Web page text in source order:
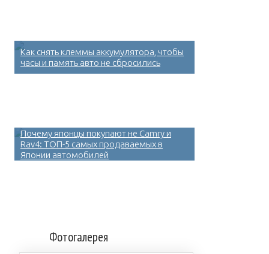
Как снять клеммы аккумулятора, чтобы
часы и память авто не сбросились
Почему японцы покупают не Camry и
Rav4: ТОП-5 самых продаваемых в
Японии автомобилей
Фотогалерея